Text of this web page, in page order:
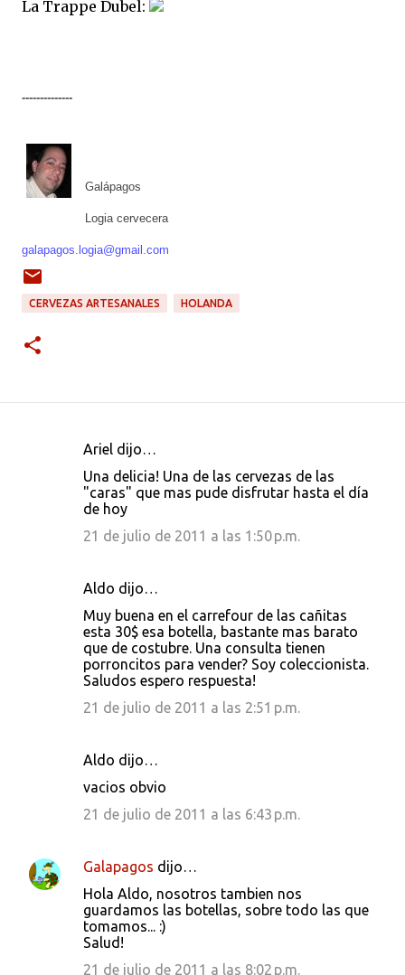
La Trappe Dubel:
--------------
Galápagos
Logia cervecera
galapagos.logia@gmail.com
CERVEZAS ARTESANALES HOLANDA
Ariel dijo…
Una delicia! Una de las cervezas de las
"caras" que mas pude disfrutar hasta el día
de hoy
21 de julio de 2011 a las 1:50 p.m.
Aldo dijo…
Muy buena en el carrefour de las cañitas
esta 30$ esa botella, bastante mas barato
que de costubre. Una consulta tienen
porroncitos para vender? Soy coleccionista.
Saludos espero respuesta!
21 de julio de 2011 a las 2:51 p.m.
Aldo dijo…
vacios obvio
21 de julio de 2011 a las 6:43 p.m.
Galapagos dijo…
Hola Aldo, nosotros tambien nos
guardamos las botellas, sobre todo las que
tomamos... :)
Salud!
21 de julio de 2011 a las 8:02 p.m.